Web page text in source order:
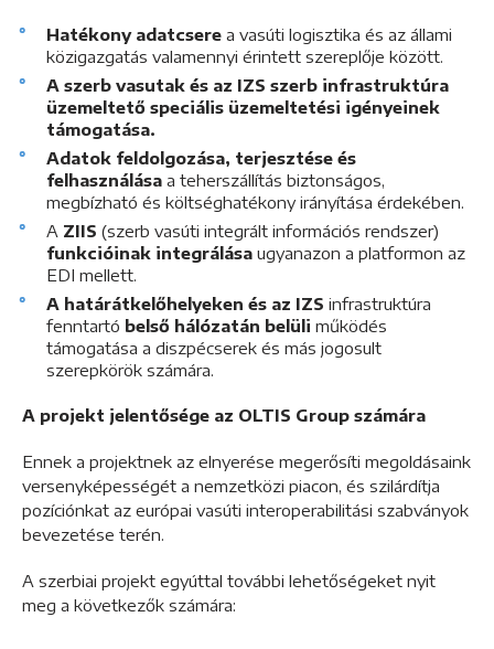
Hatékony adatcsere a vasúti logisztika és az állami
közigazgatás valamennyi érintett szereplője között.
A szerb vasutak és az IZS szerb infrastruktúra
üzemeltető speciális üzemeltetési igényeinek
támogatása.
Adatok feldolgozása, terjesztése és
felhasználása a teherszállítás biztonságos,
megbízható és költséghatékony irányítása érdekében.
A ZIIS (szerb vasúti integrált információs rendszer)
funkcióinak integrálása ugyanazon a platformon az
EDI mellett.
A határátkelőhelyeken és az IZS infrastruktúra
fenntartó belső hálózatán belüli működés
támogatása a diszpécserek és más jogosult
szerepkörök számára.
A projekt jelentősége az OLTIS Group számára
Ennek a projektnek az elnyerése megerősíti megoldásaink
versenyképességét a nemzetközi piacon, és szilárdítja
pozíciónkat az európai vasúti interoperabilitási szabványok
bevezetése terén.
A szerbiai projekt egyúttal további lehetőségeket nyit
meg a következők számára: